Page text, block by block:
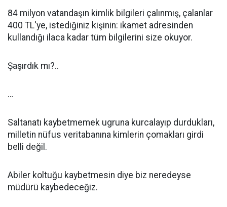
84 milyon vatandaşın kimlik bilgileri çalınmış, çalanlar
400 TL'ye, istediğiniz kişinin: ikamet adresinden
kullandığı ilaca kadar tüm bilgilerini size okuyor.
Şaşırdık mı?..
…
Saltanatı kaybetmemek ugruna kurcalayıp durdukları,
milletin nüfus veritabanına kimlerin çomakları girdi
belli değil.
Abiler koltuğu kaybetmesin diye biz neredeyse
müdürü kaybedeceğiz.